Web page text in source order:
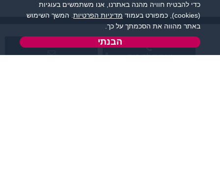
שירות לקוחות:
כדי להבטיח חוויה מהנה באתרנו, אנו משתמשים בעוגיות
(cookies), כמפורט בעמוד
מדיניות הפרטיות . המשך השימוש
באתר מהווה את הסכמתך על כך.
הבנתי